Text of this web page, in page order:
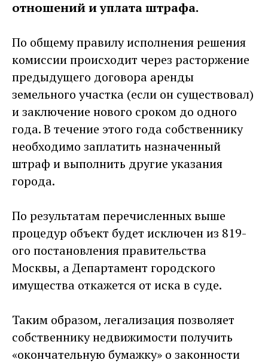
отношений и уплата штрафа.
По общему правилу исполнения решения
комиссии происходит через расторжение
предыдущего договора аренды
земельного участка (если он существовал)
и заключение нового сроком до одного
года. В течение этого года собственнику
необходимо заплатить назначенный
штраф и выполнить другие указания
города.
По результатам перечисленных выше
процедур объект будет исключен из 819-
ого постановления правительства
Москвы, а Департамент городского
имущества откажется от иска в суде.
Таким образом, легализация позволяет
собственнику недвижимости получить
«окончательную бумажку» о законности